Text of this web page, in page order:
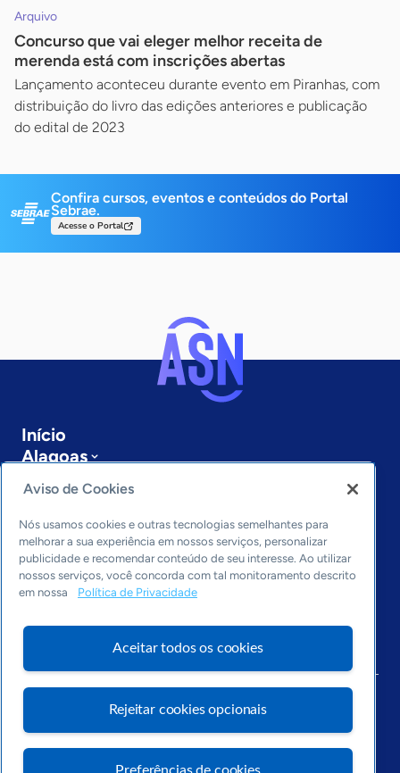
Arquivo
Concurso que vai eleger melhor receita de
merenda está com inscrições abertas
Lançamento aconteceu durante evento em Piranhas, com
distribuição do livro das edições anteriores e publicação
do edital de 2023
Confira cursos, eventos e conteúdos do Portal
Sebrae.
Acesse o Portal
Início
Alagoas
Sobre a ASN
Últimas notícias
Entre em contato
Editorias
Economia & Política
Inovação & Tecnologia
Cultura empreendedora
Arquivo
Aviso de Cookies
Nós usamos cookies e outras tecnologias semelhantes para
melhorar a sua experiência em nossos serviços, personalizar
publicidade e recomendar conteúdo de seu interesse. Ao utilizar
nossos serviços, você concorda com tal monitoramento descrito
em nossa
Política de Privacidade
Aceitar todos os cookies
Rejeitar cookies opcionais